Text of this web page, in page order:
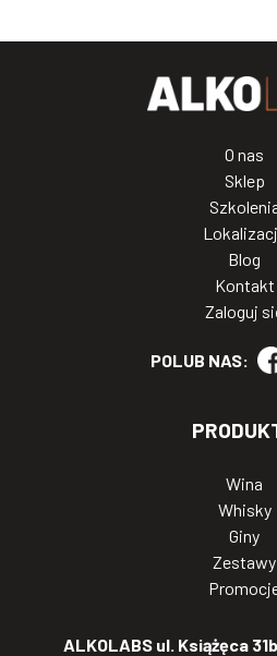
O nas
Sklep
Blog
Kontakt
Zaloguj
POLUB NAS:
Wina
Whisky
Giny
Zestawy
ALKOLABS ul. Książęca